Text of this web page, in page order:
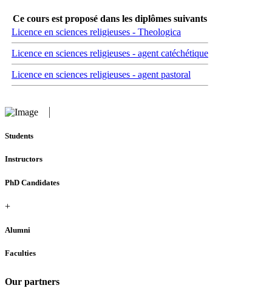
Ce cours est proposé dans les diplômes suivants
Licence en sciences religieuses - Theologica
Licence en sciences religieuses - agent catéchétique
Licence en sciences religieuses - agent pastoral
Students
Instructors
PhD Candidates
+
Alumni
Faculties
Our partners